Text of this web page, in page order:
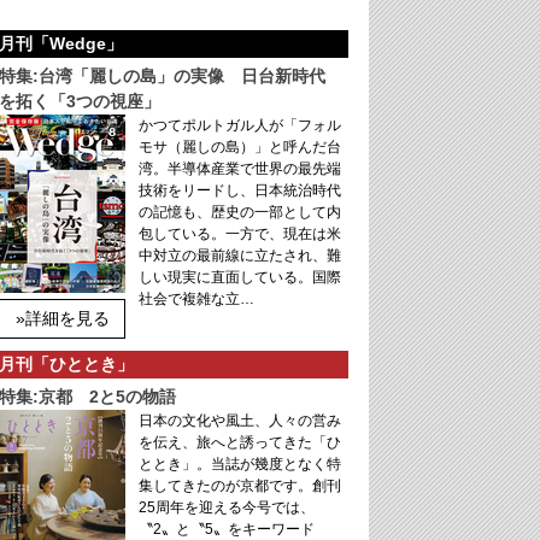
月刊「Wedge」
特集:台湾「麗しの島」の実像 日台新時代
を拓く「3つの視座」
»詳細を見る
かつてポルトガル人が「フォル
モサ（麗しの島）」と呼んだ台
湾。半導体産業で世界の最先端
技術をリードし、日本統治時代
の記憶も、歴史の一部として内
包している。一方で、現在は米
中対立の最前線に立たされ、難
しい現実に直面している。国際
社会で複雑な立…
月刊「ひととき」
特集:京都 2と5の物語
日本の文化や風土、人々の営み
を伝え、旅へと誘ってきた「ひ
ととき」。当誌が幾度となく特
集してきたのが京都です。創刊
25周年を迎える今号では、
〝2〟と〝5〟をキーワード